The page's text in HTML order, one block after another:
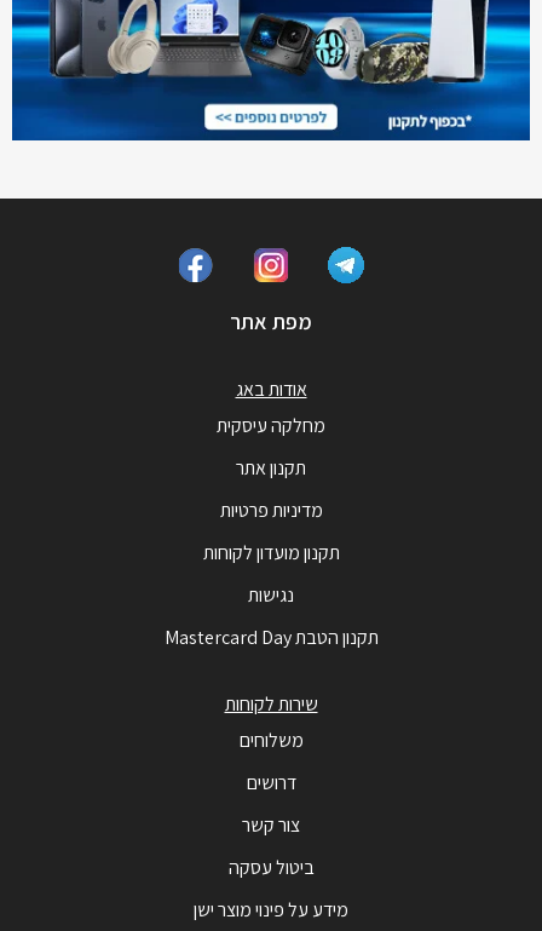
מפת אתר
אודות באג
מחלקה עיסקית
תקנון אתר
מדיניות פרטיות
תקנון מועדון לקוחות
נגישות
תקנון הטבת Mastercard Day
שירות לקוחות
משלוחים
דרושים
צור קשר
ביטול עסקה
מידע על פינוי מוצר ישן